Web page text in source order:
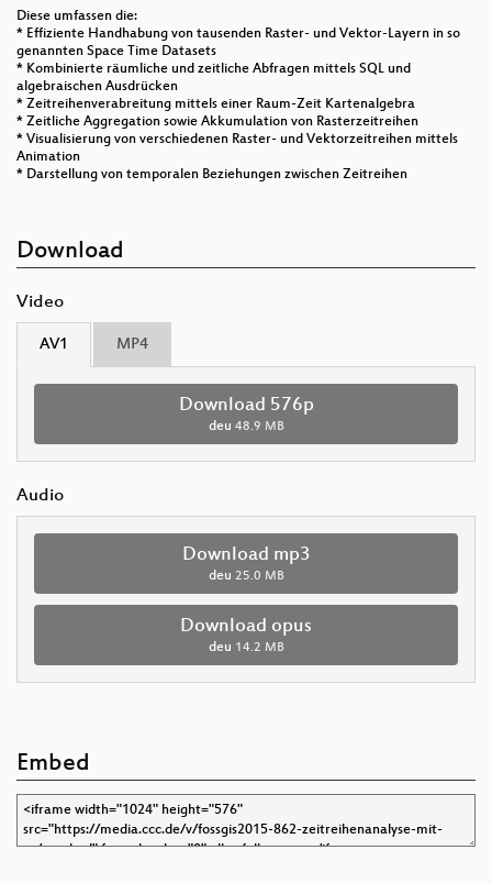
Diese umfassen die:
* Effiziente Handhabung von tausenden Raster- und Vektor-Layern in so
genannten Space Time Datasets
* Kombinierte räumliche und zeitliche Abfragen mittels SQL und
algebraischen Ausdrücken
* Zeitreihenverabreitung mittels einer Raum-Zeit Kartenalgebra
* Zeitliche Aggregation sowie Akkumulation von Rasterzeitreihen
* Visualisierung von verschiedenen Raster- und Vektorzeitreihen mittels
Animation
* Darstellung von temporalen Beziehungen zwischen Zeitreihen
Download
Video
AV1 MP4
Download 576p
deu 48.9 MB
Audio
Download mp3
deu 25.0 MB
Download opus
deu 14.2 MB
Embed